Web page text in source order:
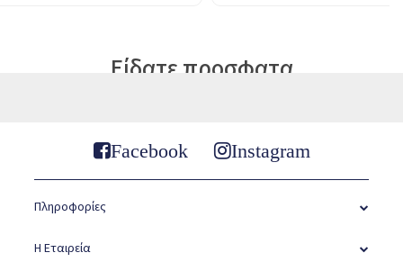
Είδατε προσφατα
Facebook Instagram
Πληροφορίες
Η Εταιρεία